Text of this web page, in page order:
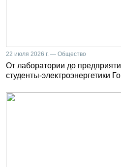
22 июля 2026 г. — Общество
От лаборатории до
студенты-электроэнергетики